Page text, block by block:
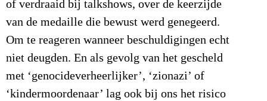
of verdraaid bij talkshows, over de keerzijde
van de medaille die bewust werd genegeerd.
Om te reageren wanneer beschuldigingen echt
niet deugden. En als gevolg van het gescheld
met ‘genocideverheerlijker’, ‘zionazi’ of
‘kindermoordenaar’ lag ook bij ons het risico